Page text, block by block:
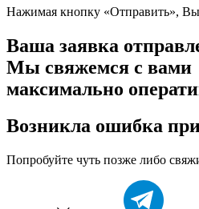
Нажимая кнопку «Отправить», Вы
Ваша заявка
Мы свяжемся с вами
максимально
Возникла ошибка
Попробуйте чуть позже либо